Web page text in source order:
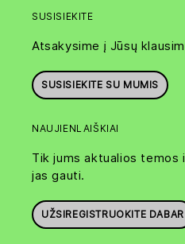
SUSISIEKITE
Atsakysime į Jūsų
SUSISIEKITE SU MUMIS
NAUJIENLAIŠKIAI
Tik jums aktualios
jas gauti.
UŽSIREGISTRUOKITE DABAR